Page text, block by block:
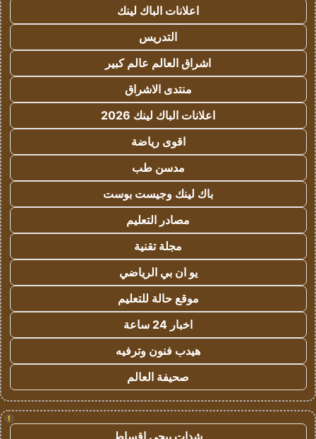
اعلانات الباك لينك
التدريس
اشراق العالم عالم كبير
منتدى الاشراق
اعلانات الباك لينك 2026
اقوى رياضة
مدسن طب
باك لينك وجيست بوست
مصادر التعليم
مجلة تقنية
يو ان بي الرياضي
موقع حالة للتعليم
اخبار 24 ساعة
هيدب فنون وترفيه
صحيفة العالم
!
شدات ببجي اقساط